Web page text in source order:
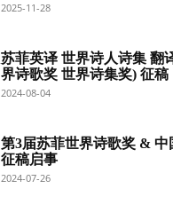
2025-11-28
苏菲英译 世界诗人诗集 翻
界诗歌奖 世界诗集奖) 征稿
2024-08-04
第3届苏菲世界诗歌奖 & 中
征稿启事
2024-07-26